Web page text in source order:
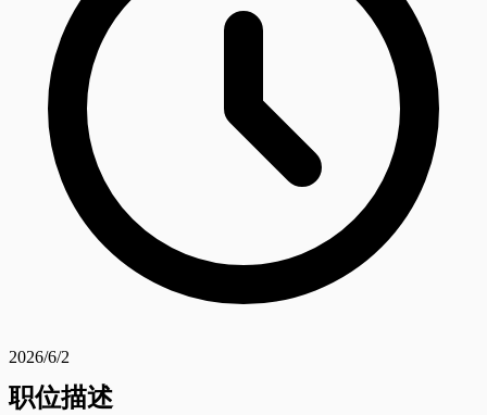
2026/6/2
职位描述